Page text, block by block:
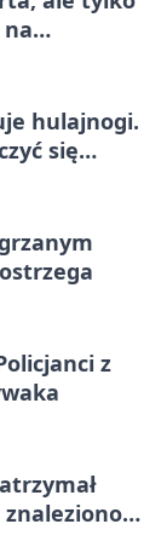
hulajnogi.
się
z